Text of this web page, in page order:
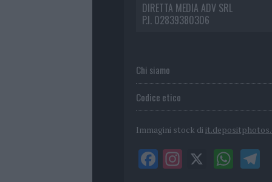
DIRETTA MEDIA ADV SRL
P.I. 02839380306
Chi siamo
Codice etico
Immagini stock di